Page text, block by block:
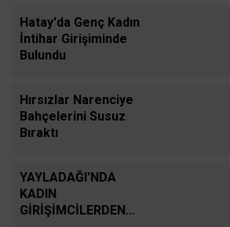
Hatay'da Genç Kadın
İntihar Girişiminde
Bulundu
Hırsızlar Narenciye
Bahçelerini Susuz
Bıraktı
YAYLADAĞI'NDA
KADIN
GİRİŞİMCİLERDEN